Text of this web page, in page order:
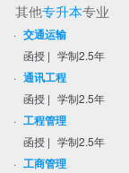
其他专升本专业
· 交通运输
函授 | 学制2.5年
· 通讯工程
函授 | 学制2.5年
· 工程管理
函授 | 学制2.5年
· 工商管理